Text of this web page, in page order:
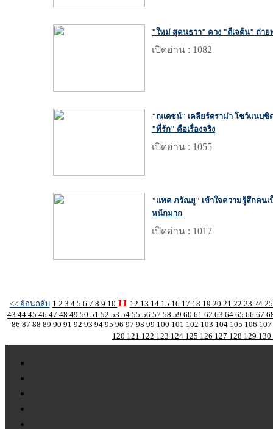
"ใหม่ สุคนธวา" ควง "ดีเจต้น" ถ่าย
เปิดอ่าน : 1082
"ณเดชน์" เคลียร์ดราม่า โชว์แนบชิ
"ที่รัก" คือเรื่องจริง
เปิดอ่าน : 1055
"แทค ภรัณยู" เข้าใจความรู้สึกคน
หนักมาก
เปิดอ่าน : 1017
<< ย้อนกลับ 1 2 3 4 5 6 7 8 9 10 11 12 13 14 15 16 17 18 19 20 21 22 23 24
43 44 45 46 47 48 49 50 51 52 53 54 55 56 57 58 59 60 61 62 63 64 65 66 67
86 87 88 89 90 91 92 93 94 95 96 97 98 99 100 101 102 103 104 105 106 107
120 121 122 123 124 125 126 127 128 129 130